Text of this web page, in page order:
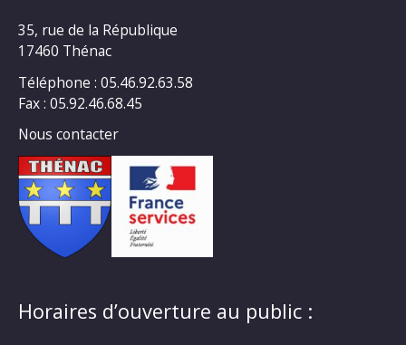
35, rue de la République
17460 Thénac
Téléphone : 05.46.92.63.58
Fax : 05.92.46.68.45
Nous contacter
Horaires d’ouverture au public :